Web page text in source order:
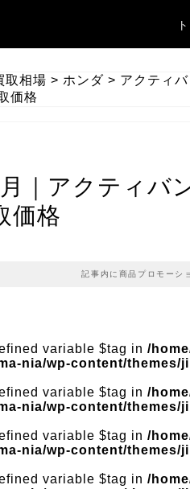
取相場 > ホンダ > アクティバ
価格
｜アクティバ
価格
記事内に商品プロモーシ
variable $tag in /
nia/wp-content/
variable $tag in /
nia/wp-content/
variable $tag in /
nia/wp-content/
variable $tag in /